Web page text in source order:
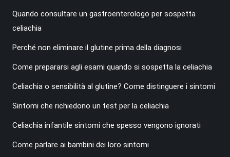
Quando consultare un gastroenterologo per sospetta
celiachia
Perché non eliminare il glutine prima della diagnosi
Come prepararsi agli esami quando si sospetta la celiachia
Celiachia o sensibilità al glutine? Come distinguere i sintomi
Sintomi che richiedono un test per la celiachia
Celiachia infantile sintomi che spesso vengono ignorati
Come parlare ai bambini dei loro sintomi